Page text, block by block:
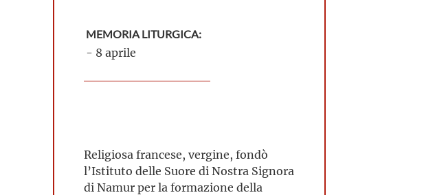
MEMORIA LITURGICA:
- 8 aprile
Religiosa francese, vergine, fondò
l’Istituto delle Suore di Nostra Signora
di Namur per la formazione della